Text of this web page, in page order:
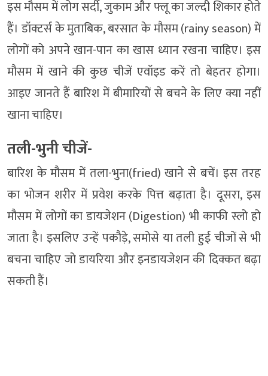
इस मौसम में लोग सर्दी, जुकाम और फ्लू का जल्दी शिकार होते
हैं। डॉक्टर्स के मुताबिक, बरसात के मौसम (rainy season) में
लोगों को अपने खान-पान का खास ध्यान रखना चाहिए। इस
मौसम में खाने की कुछ चीजें एवॉइड करें तो बेहतर होगा।
आइए जानते हैं बारिश में बीमारियों से बचने के लिए क्या नहीं
खाना चाहिए।
तली-भुनी चीजें-
बारिश के मौसम में तला-भुना(fried) खाने से बचें। इस तरह
का भोजन शरीर में प्रवेश करके पित्त बढ़ाता है। दूसरा, इस
मौसम में लोगों का डायजेशन (Digestion) भी काफी स्लो हो
जाता है। इसलिए उन्हें पकौड़े, समोसे या तली हुई चीजों से भी
बचना चाहिए जो डायरिया और इनडायजेशन की दिक्कत बढ़ा
सकती हैं।